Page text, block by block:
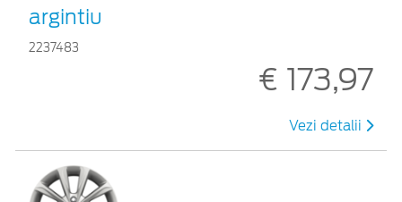
argintiu
2237483
€ 173,97
Vezi detalii